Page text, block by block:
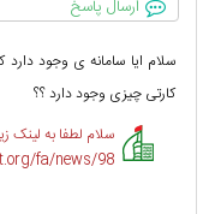
ارسال پاسخ
سلام ایا سامانه ی وجود
کارتی چیزی وجود دارد ؟؟
سلام لطفا به لینک
fa/news/98/